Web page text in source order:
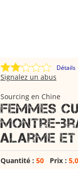
Détails
Signalez un abus
Sourcing en Chine
Femmes
montre-
alarme
Quantité : 50Prix :